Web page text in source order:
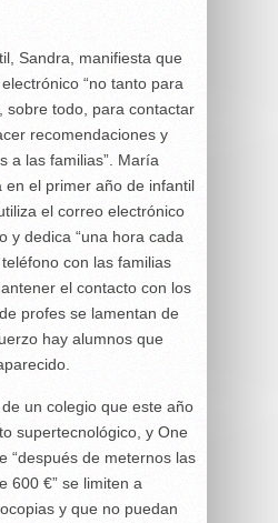
Sandra, manifiesta que
“no tanto para
sobre todo, para contactar
recomendaciones y
a las familias”. María
en el primer año de infantil
el correo electrónico
y dedica “una hora cada
con las familias
el contacto con los
profes se lamentan de
hay alumnos que
un colegio que este año
supertecnológico, y One
“después de meternos las
600 €” se limiten a
y que no puedan